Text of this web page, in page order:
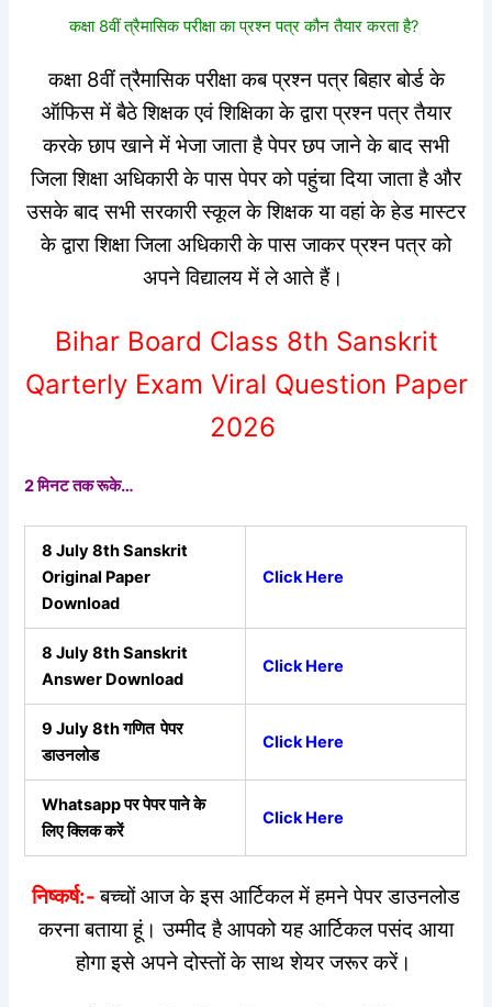
कक्षा 8वीं त्रैमासिक परीक्षा का प्रश्न पत्र कौन तैयार करता है?
कक्षा 8वीं त्रैमासिक परीक्षा कब प्रश्न पत्र बिहार बोर्ड के
ऑफिस में बैठे शिक्षक एवं शिक्षिका के द्वारा प्रश्न पत्र तैयार
करके छाप खाने में भेजा जाता है पेपर छप जाने के बाद सभी
जिला शिक्षा अधिकारी के पास पेपर को पहुंचा दिया जाता है और
उसके बाद सभी सरकारी स्कूल के शिक्षक या वहां के हेड मास्टर
के द्वारा शिक्षा जिला अधिकारी के पास जाकर प्रश्न पत्र को
अपने विद्यालय में ले आते हैं।
Bihar Board Class 8th Sanskrit
Qarterly Exam Viral Question Paper
2026
2 मिनट तक रूके…
8 July 8th Sanskrit
Original Paper
Download
Click Here
8 July 8th Sanskrit
Answer Download
Click Here
9 July 8th गणित पेपर
डाउनलोड
Click Here
Whatsapp पर पेपर पाने के
लिए क्लिक करें
Click Here
निष्कर्ष:- बच्चों आज के इस आर्टिकल में हमने पेपर डाउनलोड
करना बताया हूं। उम्मीद है आपको यह आर्टिकल पसंद आया
होगा इसे अपने दोस्तों के साथ शेयर जरूर करें।